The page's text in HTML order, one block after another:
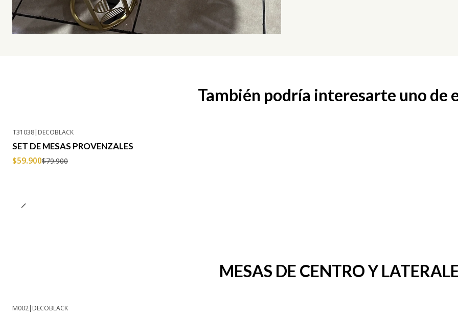
También podría interesarte uno de
T31038|DECOBLACK
SET DE MESAS PROVENZALES
$59.900$79.900
MESAS DE CENTRO Y
M002|DECOBLACK